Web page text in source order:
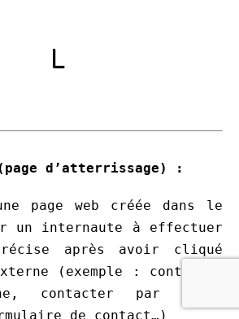
L
(page d’atterrissage) :
page web créée dans le
un internaute à effectuer
après avoir cliqué
(exemple : contacter
contacter par mail,
de contact…)